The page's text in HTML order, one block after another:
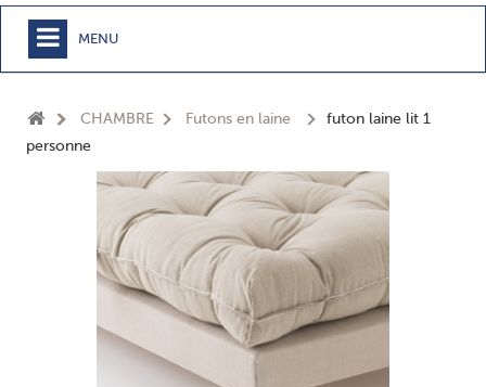
MENU
ACCESSOIRES MAISON
CHAMBRE Futons en laine
futon laine lit 1
personne